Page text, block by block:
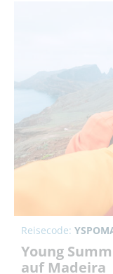
Reisecode:
Young
auf Madeira